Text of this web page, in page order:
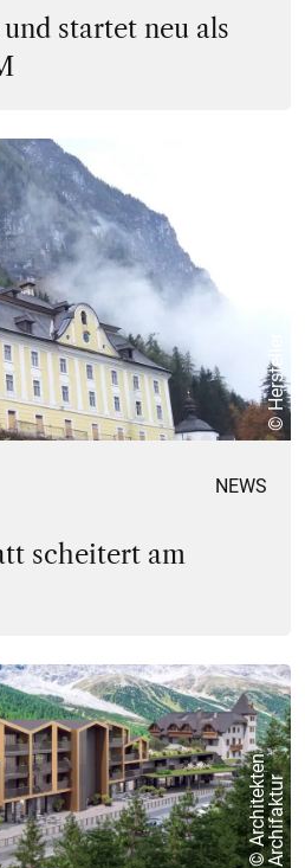
startet neu als
© Hersteller
NEWS
scheitert am
©
A
r
c
h
i
t
e
kt
e
n
A
r
c
h
i
f
a
k
t
ur